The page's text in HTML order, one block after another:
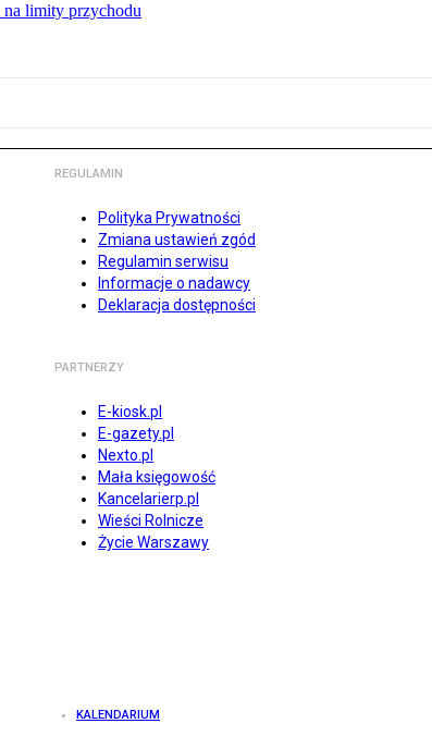
na limity przychodu
REGULAMIN
Polityka Prywatności
Zmiana ustawień zgód
Regulamin serwisu
Informacje o nadawcy
Deklaracja dostępności
PARTNERZY
E-kiosk.pl
E-gazety.pl
Nexto.pl
Mała księgowość
Kancelarierp.pl
Wieści Rolnicze
Życie Warszawy
KALENDARIUM